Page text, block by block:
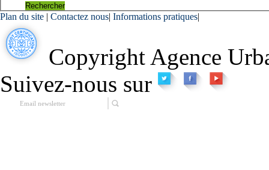
Rechercher
Plan du site | Contactez nous| Informations pratiques|
Copyright Agence
Suivez-nous sur